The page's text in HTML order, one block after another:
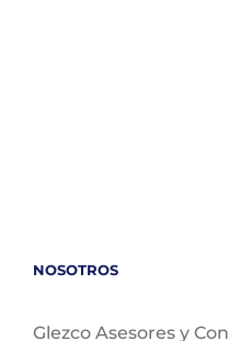
NOSOTROS
Glezco Asesores y